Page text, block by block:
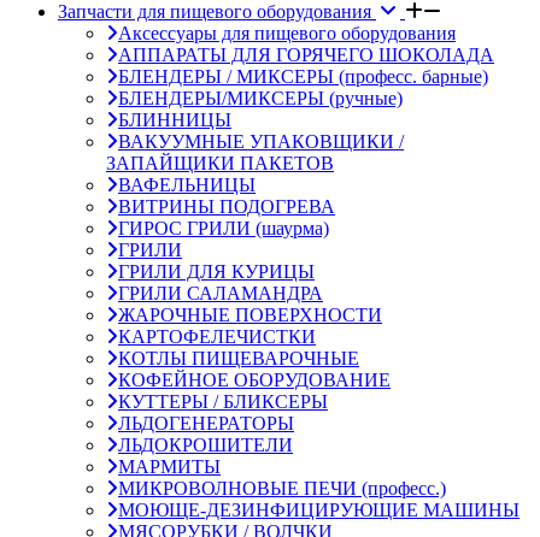
Запчасти для пищевого оборудования
Аксессуары для пищевого оборудования
АППАРАТЫ ДЛЯ ГОРЯЧЕГО ШОКОЛАДА
БЛЕНДЕРЫ / МИКСЕРЫ (професс. барные)
БЛЕНДЕРЫ/МИКСЕРЫ (ручные)
БЛИННИЦЫ
ВАКУУМНЫЕ УПАКОВЩИКИ /
ЗАПАЙЩИКИ ПАКЕТОВ
ВАФЕЛЬНИЦЫ
ВИТРИНЫ ПОДОГРЕВА
ГИРОС ГРИЛИ (шаурма)
ГРИЛИ
ГРИЛИ ДЛЯ КУРИЦЫ
ГРИЛИ САЛАМАНДРА
ЖАРОЧНЫЕ ПОВЕРХНОСТИ
КАРТОФЕЛЕЧИСТКИ
КОТЛЫ ПИЩЕВАРОЧНЫЕ
КОФЕЙНОЕ ОБОРУДОВАНИЕ
КУТТЕРЫ / БЛИКСЕРЫ
ЛЬДОГЕНЕРАТОРЫ
ЛЬДОКРОШИТЕЛИ
МАРМИТЫ
МИКРОВОЛНОВЫЕ ПЕЧИ (професс.)
МОЮЩЕ-ДЕЗИНФИЦИРУЮЩИЕ МАШИНЫ
МЯСОРУБКИ / ВОЛЧКИ